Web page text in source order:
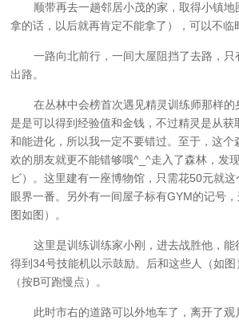
顺带再去一趟邻居小茂的家，取得小镇
拿的话，以后就再肯定不能拿了），可以不临
一路向北前行，一间大屋阻挡了去路，只
出路。
在丛林中会榜首次遇见精灵训练师那样
是是可以得到经验值和金钱，不过精灵是从获
和能进化，所以我一定不要错过。至于，这个
欢的朋友就更不能错够哦^_^走入了森林，发
ビ）。这里建有一座博物馆，只需花50元就
眼界一番。另外有一间屋子标有GYM的记号
图如图）。
这里是训练训练家小刚，进去战胜他，
得到34号技能机以示鼓励。后和这些人（如
（按B可跑慢点）。
此时市右的道路可以外地车了，离开了观